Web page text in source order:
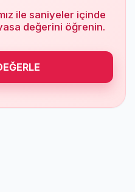
ile saniyeler içinde
değerini öğrenin.